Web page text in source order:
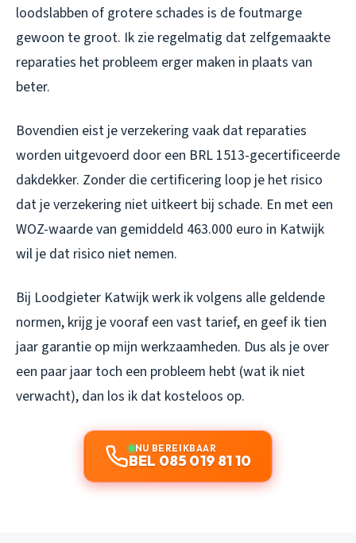
loodslabben of grotere schades is de foutmarge
gewoon te groot. Ik zie regelmatig dat zelfgemaakte
reparaties het probleem erger maken in plaats van
beter.
Bovendien eist je verzekering vaak dat reparaties
worden uitgevoerd door een BRL 1513-gecertificeerde
dakdekker. Zonder die certificering loop je het risico
dat je verzekering niet uitkeert bij schade. En met een
WOZ-waarde van gemiddeld 463.000 euro in Katwijk
wil je dat risico niet nemen.
Bij Loodgieter Katwijk werk ik volgens alle geldende
normen, krijg je vooraf een vast tarief, en geef ik tien
jaar garantie op mijn werkzaamheden. Dus als je over
een paar jaar toch een probleem hebt (wat ik niet
verwacht), dan los ik dat kosteloos op.
NU BEREIKBAAR
BEL 085 019 81 10